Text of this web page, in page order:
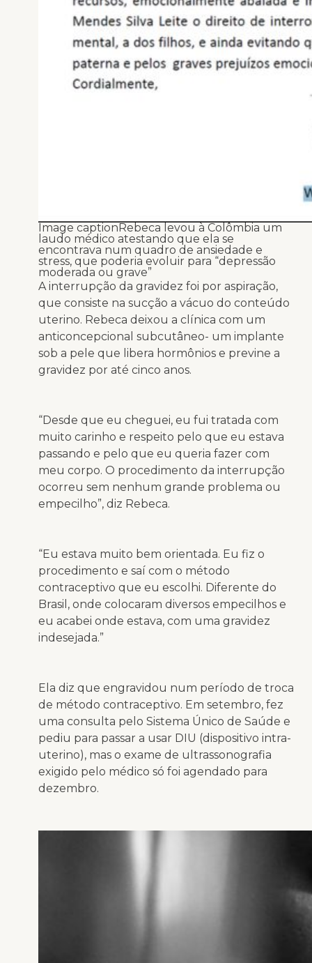
Image captionRebeca levou à Colômbia um
laudo médico atestando que ela se
encontrava num quadro de ansiedade e
stress, que poderia evoluir para “depressão
moderada ou grave”
A interrupção da gravidez foi por aspiração,
que consiste na sucção a vácuo do conteúdo
uterino. Rebeca deixou a clínica com um
anticoncepcional subcutâneo- um implante
sob a pele que libera hormônios e previne a
gravidez por até cinco anos.
“Desde que eu cheguei, eu fui tratada com
muito carinho e respeito pelo que eu estava
passando e pelo que eu queria fazer com
meu corpo. O procedimento da interrupção
ocorreu sem nenhum grande problema ou
empecilho”, diz Rebeca.
“Eu estava muito bem orientada. Eu fiz o
procedimento e saí com o método
contraceptivo que eu escolhi. Diferente do
Brasil, onde colocaram diversos empecilhos e
eu acabei onde estava, com uma gravidez
indesejada.”
Ela diz que engravidou num período de troca
de método contraceptivo. Em setembro, fez
uma consulta pelo Sistema Único de Saúde e
pediu para passar a usar DIU (dispositivo intra-
uterino), mas o exame de ultrassonografia
exigido pelo médico só foi agendado para
dezembro.